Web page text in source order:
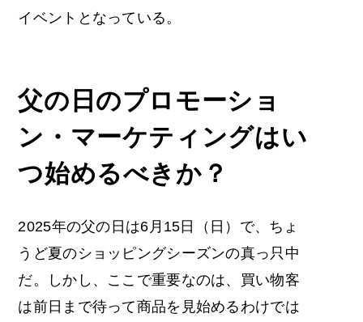
イベントとなっている。
父の日のプロモーショ
ン・マーケティングはい
つ始めるべきか？
2025年の父の日は6月15日（日）で、ちょ
うど夏のショッピングシーズンの真っ只中
だ。しかし、ここで重要なのは、買い物客
は前日まで待って商品を見始めるわけでは